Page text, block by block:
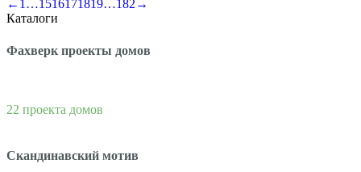
← 1 …1516171819…182 →
Каталоги
Фахверк проекты домов
22 проекта домов
Скандинавский мотив